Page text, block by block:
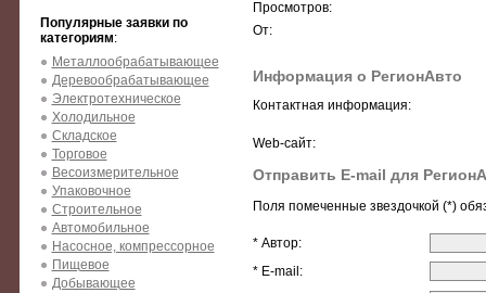
Популярные заявки по
категориям:
Металлообрабатывающее
Деревообрабатывающее
Электротехническое
Холодильное
Складское
Торговое
Весоизмерительное
Упаковочное
Строительное
Автомобильное
Насосное, компрессорное
Пищевое
Добывающее
Просмотров:
От:
Информация о РегионАвто
Контактная информация:
Web-сайт:
Отправить E-mail для
Поля помеченные звездочкой (*)
* Автор:
* E-mail: